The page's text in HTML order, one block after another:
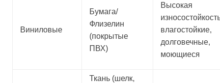
Виниловые
Бумага/
Флизелин
(покрытые
ПВХ)
Высокая
влагостойкие,
долговечные,
моющиеся
Ткань (шелк,